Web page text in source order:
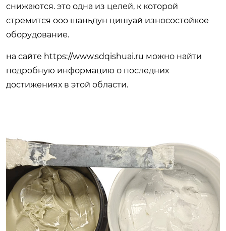
снижаются. это одна из целей, к которой
стремится ооо шаньдун цишуай износостойкое
оборудование.
на сайте https://www.sdqishuai.ru можно найти
подробную информацию о последних
достижениях в этой области.